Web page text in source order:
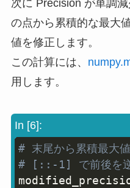
次に Precision が単調
の点から累積的な最大
値を修正します。
この計算には、
用します。
In [6]:
# 末尾から累積最大値
# [::-1] で前後を逆